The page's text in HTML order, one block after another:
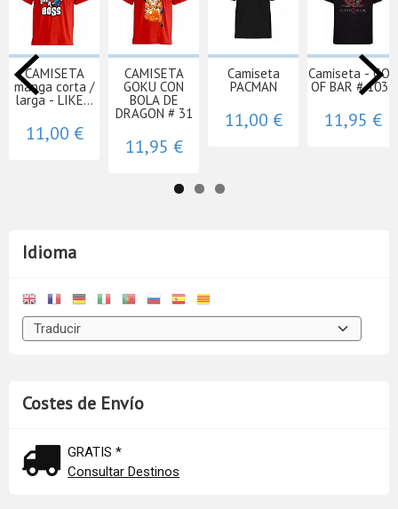
Idioma
Costes de Envío
GRATIS *
Consultar Destinos
CAMISETA
manga corta /
larga - LIKE...
11,00 €
CAMISETA
GOKU CON
BOLA DE
DRAGON # 31
11,95 €
Camiseta
PACMAN
11,00 €
Camiseta - GOD
OF BAR # 1031
11,95 €